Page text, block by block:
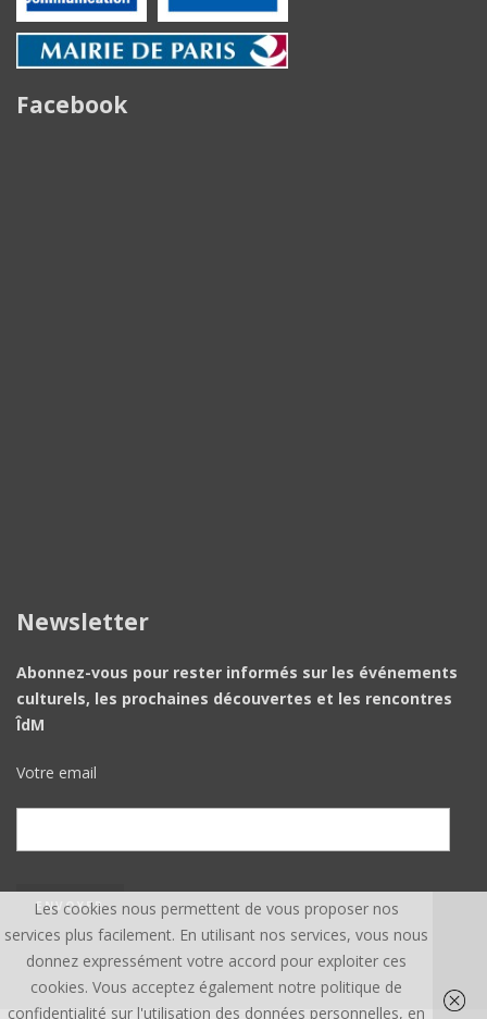
Facebook
Newsletter
Abonnez-vous pour rester informés sur les événements
culturels, les prochaines découvertes et les rencontres
ÎdM
Votre email
Les cookies nous permettent de vous proposer nos
services plus facilement. En utilisant nos services, vous nous
donnez expressément votre accord pour exploiter ces
cookies. Vous acceptez également notre politique de
confidentialité sur l'utilisation des données personnelles, en